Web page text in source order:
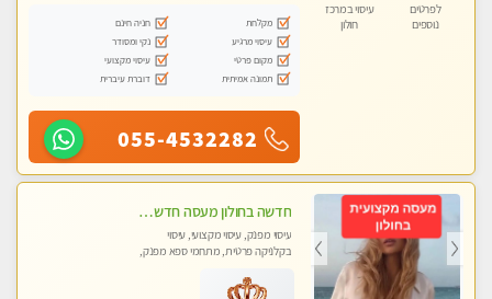
לפרטים
נוספים
עיסוי במרכז
חולון
מקלחת
חניה חינם
עיסוי מרגיע
נקי ומסודר
מקום פרטי
עיסוי מקצועי
תמונה אמיתית
דוברת עיברית
055-4532282
חדשה בחולון מעסה חדשה בחולון איכותית למאסז Iמקצועי ומפנק לכל שרירי הגוף עיסוי מכל הלב
עיסוי מפנק, עיסוי מקצועי, עיסוי
בקלניקה פרטית, מתחמי ספא מפנק,